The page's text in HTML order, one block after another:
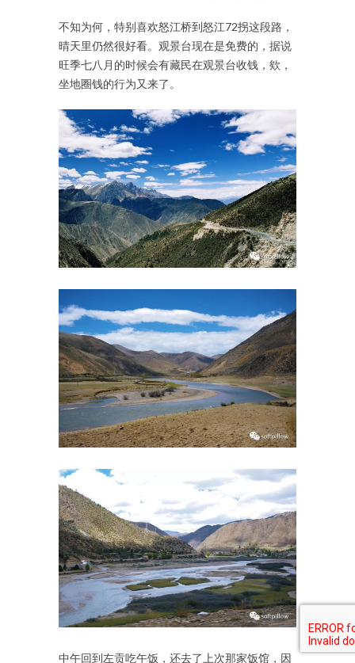
不知为何，特别喜欢怒江桥到怒江72拐这段路，
晴天里仍然很好看。观景台现在是免费的，据说
旺季七八月的时候会有藏民在观景台收钱，欸，
坐地圈钱的行为又来了。
中午回到左贡吃午饭，还去了上次那家饭馆，因